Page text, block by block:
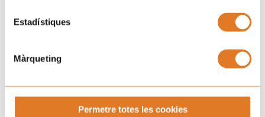
Estadístiques
Màrqueting
Permetre totes les cookies